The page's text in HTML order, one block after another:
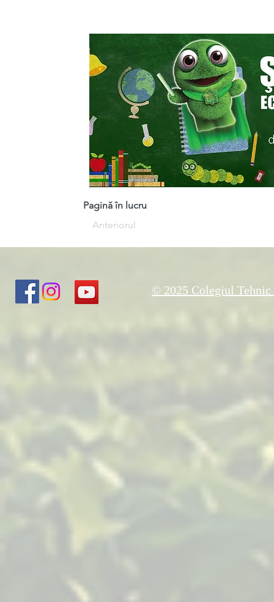
Pagină în lucru
Anteriorul
© 2025 Colegiul